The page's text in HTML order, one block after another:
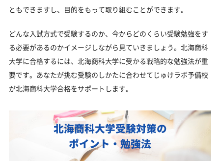
ともできますし、目的をもって取り組むことができます。
どんな入試方式で受験するのか、今からどのくらい受験勉強をす
る必要があるのかイメージしながら見ていきましょう。北海商科
大学に合格するには、北海商科大学に受かる戦略的な勉強法が重
要です。あなたが挑む受験のしかたに合わせてじゅけラボ予備校
が北海商科大学合格をサポートします。
北海商科大学受験対策の
ポイント・勉強法